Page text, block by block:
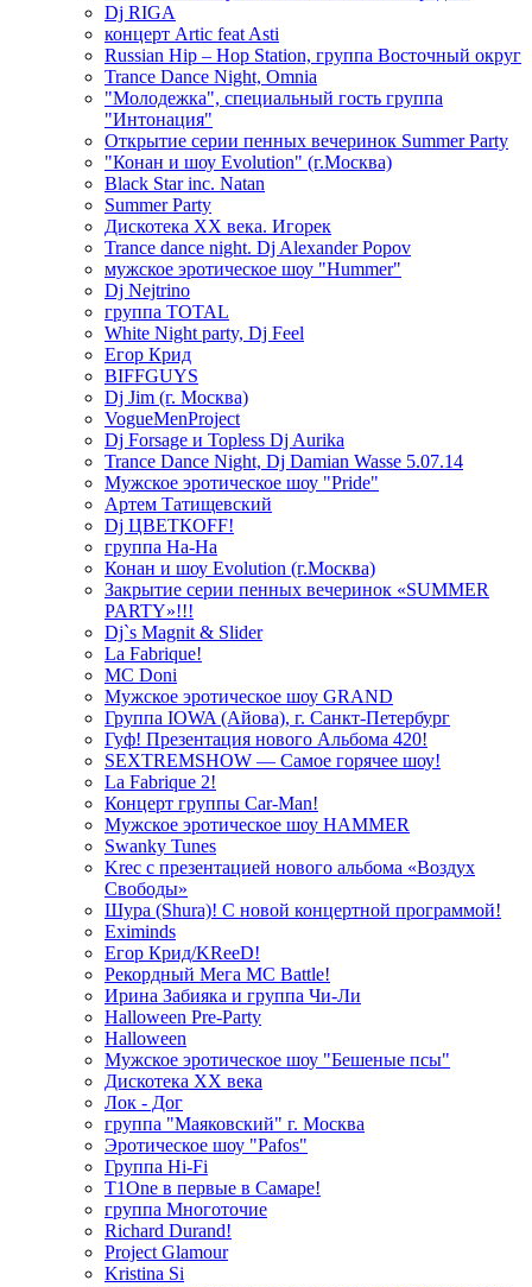
Dj RIGA
концерт Artic feat Asti
Russian Hip – Hop Station, группа Восточный округ
Trance Dance Night, Omnia
"Молодежка", специальный гость группа
"Интонация"
Открытие серии пенных вечеринок Summer Party
"Конан и шоу Evolution" (г.Москва)
Black Star inc. Natan
Summer Party
Дискотека ХХ века. Игорек
Trance dance night. Dj Alexander Popov
мужское эротическое шоу "Hummer"
Dj Nejtrino
группа TOTAL
White Night party, Dj Feel
Егор Крид
BIFFGUYS
Dj Jim (г. Москва)
VogueMenProject
Dj Forsage и Topless Dj Aurika
Trance Dance Night, Dj Damian Wasse 5.07.14
Мужское эротическое шоу "Pride"
Артем Татищевский
Dj ЦВЕТКOFF!
группа На-На
Конан и шоу Evolution (г.Москва)
Закрытие серии пенных вечеринок «SUMMER
PARTY»!!!
Dj`s Magnit & Slider
La Fabrique!
MC Doni
Мужское эротическое шоу GRAND
Группа IOWA (Айова), г. Санкт-Петербург
Гуф! Презентация нового Альбома 420!
SEXTREMSHOW — Самое горячее шоу!
La Fabrique 2!
Концерт группы Car-Man!
Мужское эротическое шоу HAMMER
Swanky Tunes
Krec с презентацией нового альбома «Воздух
Свободы»
Шура (Shura)! С новой концертной программой!
Eximinds
Егор Крид/KReeD!
Рекордный Мега МС Battle!
Ирина Забияка и группа Чи-Ли
Halloween Pre-Party
Halloween
Мужское эротическое шоу "Бешеные псы"
Дискотека ХХ века
Лок - Дог
группа "Маяковский" г. Москва
Эротическое шоу "Pafos"
Группа Hi-Fi
T1One в первые в Самаре!
группа Многоточие
Richard Durand!
Project Glamour
Kristina Si